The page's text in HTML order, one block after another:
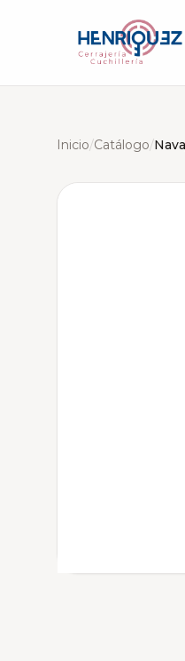
Inicio/Catálogo/